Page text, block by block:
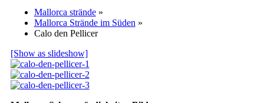
Mallorca strände »
Mallorca Strände im Süden »
Calo den Pellicer
[Show as slideshow]